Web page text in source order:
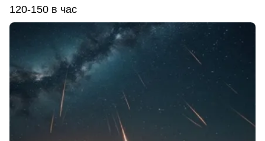
120-150 в час